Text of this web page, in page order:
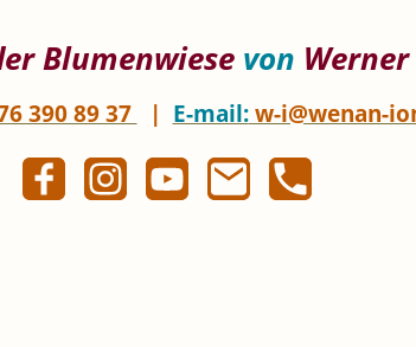
Blumenwiesevon
390 89 37 | E-mail:w-i@wenan-